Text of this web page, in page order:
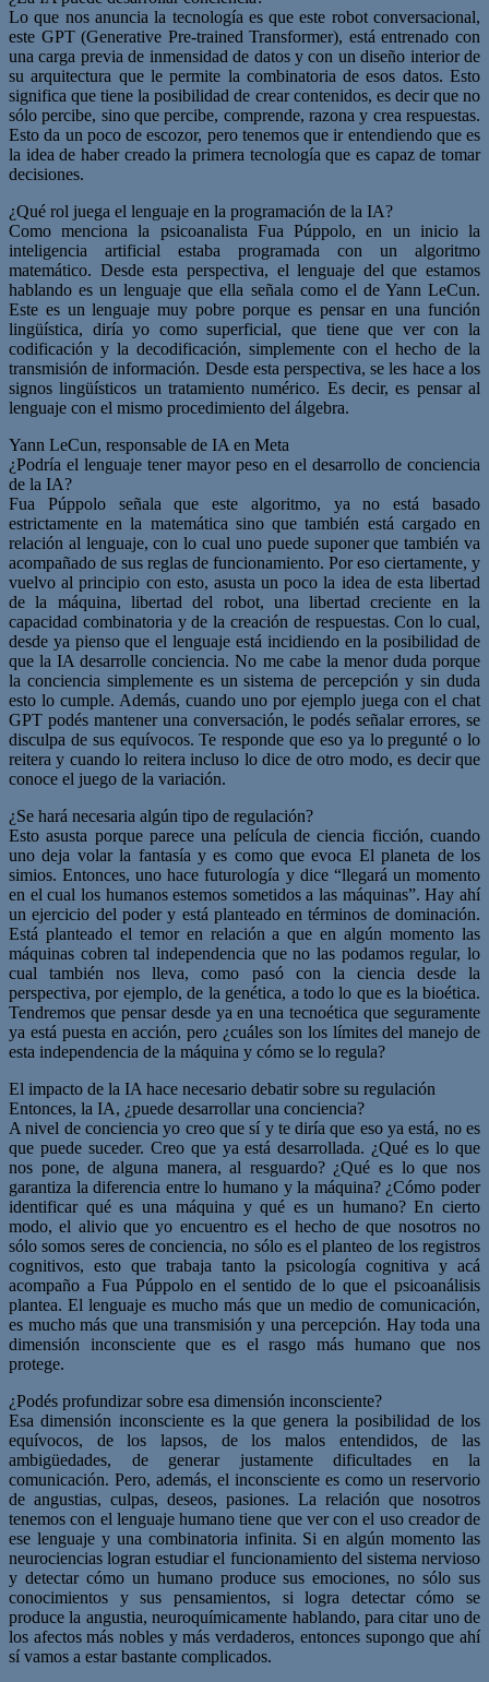
Lo que nos anuncia la tecnología es que este robot conversacional,
este GPT (Generative Pre-trained Transformer), está entrenado con
una carga previa de inmensidad de datos y con un diseño interior de
su arquitectura que le permite la combinatoria de esos datos. Esto
significa que tiene la posibilidad de crear contenidos, es decir que no
sólo percibe, sino que percibe, comprende, razona y crea respuestas.
Esto da un poco de escozor, pero tenemos que ir entendiendo que es
la idea de haber creado la primera tecnología que es capaz de tomar
decisiones.
¿Qué rol juega el lenguaje en la programación de la IA?
Como menciona la psicoanalista Fua Púppolo, en un inicio la
inteligencia artificial estaba programada con un algoritmo
matemático. Desde esta perspectiva, el lenguaje del que estamos
hablando es un lenguaje que ella señala como el de Yann LeCun.
Este es un lenguaje muy pobre porque es pensar en una función
lingüística, diría yo como superficial, que tiene que ver con la
codificación y la decodificación, simplemente con el hecho de la
transmisión de información. Desde esta perspectiva, se les hace a los
signos lingüísticos un tratamiento numérico. Es decir, es pensar al
lenguaje con el mismo procedimiento del álgebra.
Yann LeCun, responsable de IA en Meta
¿Podría el lenguaje tener mayor peso en el desarrollo de conciencia
de la IA?
Fua Púppolo señala que este algoritmo, ya no está basado
estrictamente en la matemática sino que también está cargado en
relación al lenguaje, con lo cual uno puede suponer que también va
acompañado de sus reglas de funcionamiento. Por eso ciertamente, y
vuelvo al principio con esto, asusta un poco la idea de esta libertad
de la máquina, libertad del robot, una libertad creciente en la
capacidad combinatoria y de la creación de respuestas. Con lo cual,
desde ya pienso que el lenguaje está incidiendo en la posibilidad de
que la IA desarrolle conciencia. No me cabe la menor duda porque
la conciencia simplemente es un sistema de percepción y sin duda
esto lo cumple. Además, cuando uno por ejemplo juega con el chat
GPT podés mantener una conversación, le podés señalar errores, se
disculpa de sus equívocos. Te responde que eso ya lo pregunté o lo
reitera y cuando lo reitera incluso lo dice de otro modo, es decir que
conoce el juego de la variación.
¿Se hará necesaria algún tipo de regulación?
Esto asusta porque parece una película de ciencia ficción, cuando
uno deja volar la fantasía y es como que evoca El planeta de los
simios. Entonces, uno hace futurología y dice “llegará un momento
en el cual los humanos estemos sometidos a las máquinas”. Hay ahí
un ejercicio del poder y está planteado en términos de dominación.
Está planteado el temor en relación a que en algún momento las
máquinas cobren tal independencia que no las podamos regular, lo
cual también nos lleva, como pasó con la ciencia desde la
perspectiva, por ejemplo, de la genética, a todo lo que es la bioética.
Tendremos que pensar desde ya en una tecnoética que seguramente
ya está puesta en acción, pero ¿cuáles son los límites del manejo de
esta independencia de la máquina y cómo se lo regula?
El impacto de la IA hace necesario debatir sobre su regulación
Entonces, la IA, ¿puede desarrollar una conciencia?
A nivel de conciencia yo creo que sí y te diría que eso ya está, no es
que puede suceder. Creo que ya está desarrollada. ¿Qué es lo que
nos pone, de alguna manera, al resguardo? ¿Qué es lo que nos
garantiza la diferencia entre lo humano y la máquina? ¿Cómo poder
identificar qué es una máquina y qué es un humano? En cierto
modo, el alivio que yo encuentro es el hecho de que nosotros no
sólo somos seres de conciencia, no sólo es el planteo de los registros
cognitivos, esto que trabaja tanto la psicología cognitiva y acá
acompaño a Fua Púppolo en el sentido de lo que el psicoanálisis
plantea. El lenguaje es mucho más que un medio de comunicación,
es mucho más que una transmisión y una percepción. Hay toda una
dimensión inconsciente que es el rasgo más humano que nos
protege.
¿Podés profundizar sobre esa dimensión inconsciente?
Esa dimensión inconsciente es la que genera la posibilidad de los
equívocos, de los lapsos, de los malos entendidos, de las
ambigüedades, de generar justamente dificultades en la
comunicación. Pero, además, el inconsciente es como un reservorio
de angustias, culpas, deseos, pasiones. La relación que nosotros
tenemos con el lenguaje humano tiene que ver con el uso creador de
ese lenguaje y una combinatoria infinita. Si en algún momento las
neurociencias logran estudiar el funcionamiento del sistema nervioso
y detectar cómo un humano produce sus emociones, no sólo sus
conocimientos y sus pensamientos, si logra detectar cómo se
produce la angustia, neuroquímicamente hablando, para citar uno de
los afectos más nobles y más verdaderos, entonces supongo que ahí
sí vamos a estar bastante complicados.